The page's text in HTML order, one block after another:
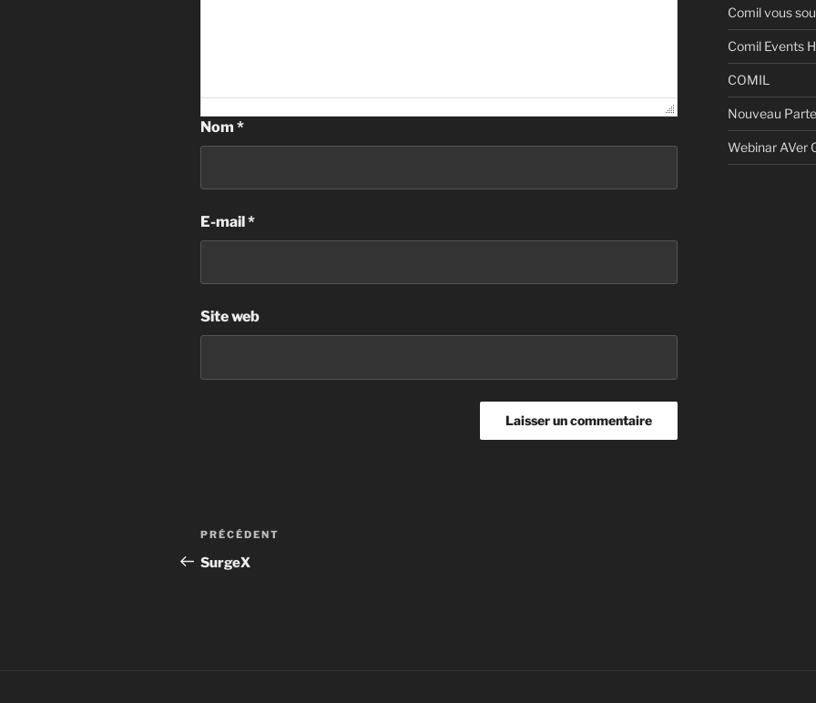
Nom *
E-mail*
Site web
PRÉCÉDENT
SurgeX
Comil vous
Comil Events
COMIL
Nouveau
Webinar AVer